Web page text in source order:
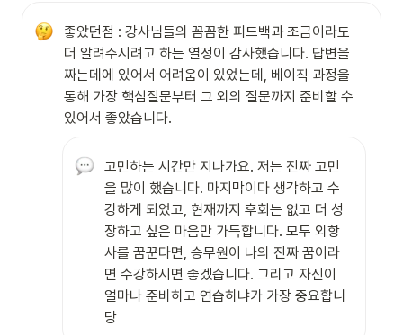
좋았던점 : 강사님들의 꼼꼼한 피드백과 조금이라도
더 알려주시려고 하는 열정이 감사했습니다. 답변을
짜는데에 있어서 어려움이 있었는데, 베이직 과정을
통해 가장 핵심질문부터 그 외의 질문까지 준비할 수
있어서 좋았습니다.
고민하는 시간만 지나가요. 저는 진짜 고민
을 많이 했습니다. 마지막이다 생각하고 수
강하게 되었고, 현재까지 후회는 없고 더 성
장하고 싶은 마음만 가득합니다. 모두 외항
사를 꿈꾼다면, 승무원이 나의 진짜 꿈이라
면 수강하시면 좋겠습니다. 그리고 자신이
얼마나 준비하고 연습하냐가 가장 중요합니
당